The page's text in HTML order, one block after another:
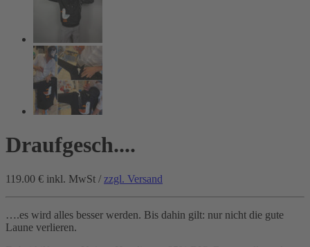
Draufgesch....
119.00 € inkl. MwSt / zzgl. Versand
….es wird alles besser werden. Bis dahin gilt: nur nicht die gute
Laune verlieren.